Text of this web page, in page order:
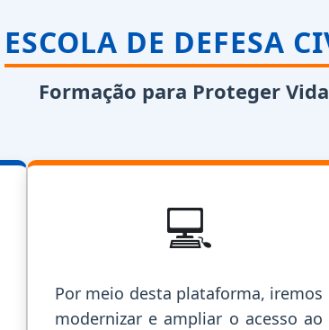
ESCOLA DE DEFESA
Formação para Proteger
💻
Por meio desta plataforma, iremos
modernizar e ampliar o acesso ao